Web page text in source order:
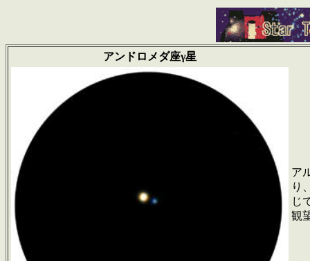
アンドロメダ座γ星
ア
り
じ
観